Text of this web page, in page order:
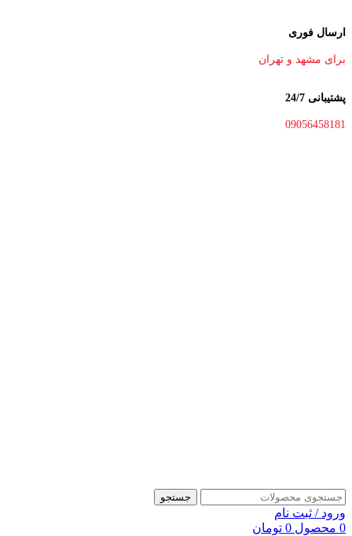
ارسال فوری
برای مشهد و تهران
پشتیبانی 24/7
09056458181
جستجو
ورود / ثبت نام
0 محصول 0 تومان